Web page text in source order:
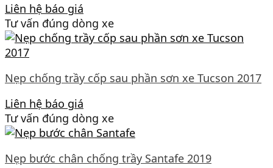
Liên hệ báo giá
Tư vấn đúng dòng xe
Nẹp chống trầy cốp sau phần sơn xe Tucson 2017
Liên hệ báo giá
Tư vấn đúng dòng xe
Nẹp bước chân chống trầy Santafe 2019